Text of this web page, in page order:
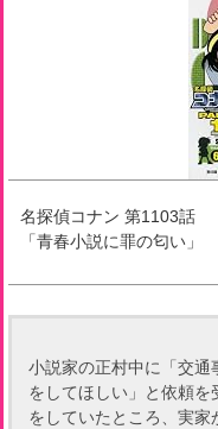
名探偵コナン 第1103話
「青春小説に罪の匂い 」
小説家の正村中に「交通
をしてほしい」と依頼
をしていたところ、実